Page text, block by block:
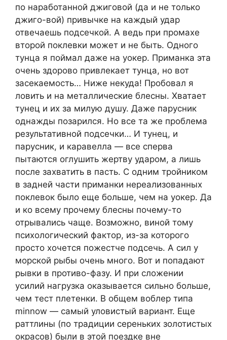
по наработанной джиговой (да и не только
джиго-вой) привычке на каждый удар
отвечаешь подсечкой. А ведь при промахе
второй поклевки может и не быть. Одного
тунца я поймал даже на уокер. Приманка эта
очень здорово привлекает тунца, но вот
засекаемость… Ниже некуда! Пробовал я
ловить и на металлические блесны. Хватает
тунец и их за милую душу. Даже парусник
однажды позарился. Но все та же проблема
результативной подсечки… И тунец, и
парусник, и каравелла — все сперва
пытаются оглушить жертву ударом, а лишь
после захватить в пасть. С одним тройником
в задней части приманки нереализованных
поклевок было еще больше, чем на уокер. Да
и ко всему прочему блесны почему-то
отрывались чаще. Возможно, виной тому
психологический фактор, из-за которого
просто хочется пожестче подсечь. А сил у
морской рыбы очень много. Вот и попадают
рывки в противо-фазу. И при сложении
усилий нагрузка оказывается сильно больше,
чем тест плетенки. В общем воблер типа
minnow — самый уловистый вариант. Еще
раттлины (по традиции сереньких золотистых
окрасов) были в этой поездке вне